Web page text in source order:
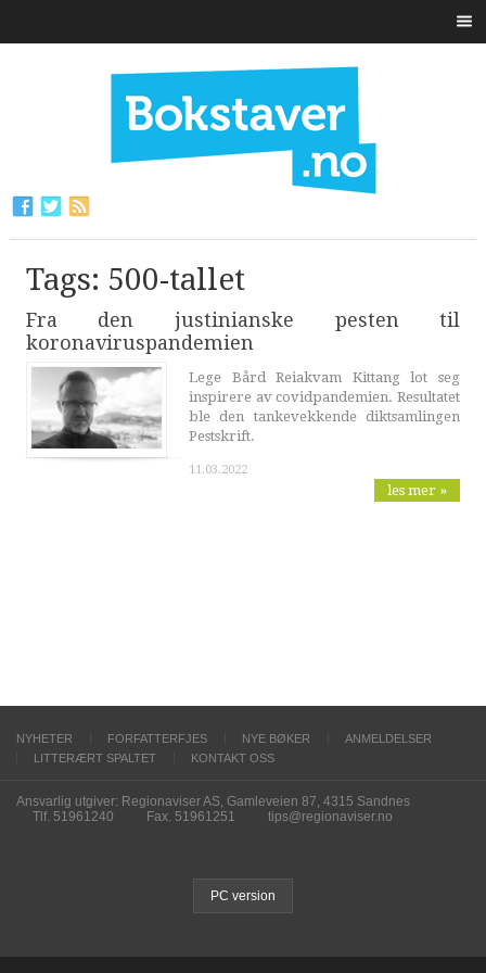
Tags: 500-tallet
Fra den justinianske pesten til
koronaviruspandemien
Lege Bård Reiakvam Kittang lot seg
inspirere av covidpandemien. Resultatet
ble den tankevekkende diktsamlingen
Pestskrift.
11.03.2022
les mer »
NYHETER FORFATTERFJES NYE BØKER
ANMELDELSER
LITTERÆRT SPALTET
KONTAKT OSS
Ansvarlig utgiver: Regionaviser AS, Gamleveien 87, 4315 Sandnes
Tlf. 51961240
Fax. 51961251 tips@regionaviser.no
PC version